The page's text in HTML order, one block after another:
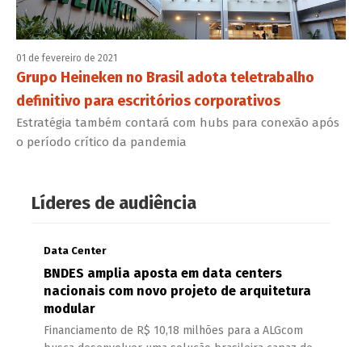
01 de fevereiro de 2021
Grupo Heineken no Brasil adota teletrabalho
definitivo para escritórios corporativos
Estratégia também contará com hubs para conexão após
o período crítico da pandemia
Líderes de audiência
Data Center
BNDES amplia aposta em data centers
nacionais com novo projeto de arquitetura
modular
Financiamento de R$ 10,18 milhões para a ALGcom